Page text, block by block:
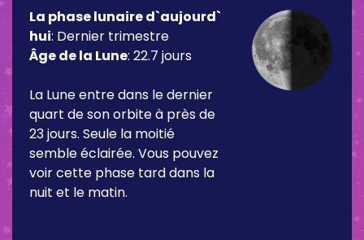
La phase lunaire d`aujourd`
hui: Dernier trimestre
Âge de la Lune: 22.7 jours
La Lune entre dans le dernier
quart de son orbite à près de
23 jours. Seule la moitié
semble éclairée. Vous pouvez
voir cette phase tard dans la
nuit et le matin.